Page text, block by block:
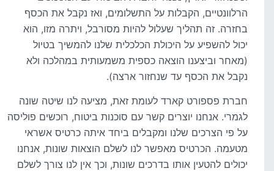
הרלוונטיים, הקבלות על התשלומים, ואז נקבל את הכסף
בחזרה. זה תהליך שעלול להיות מסורבל, ויתרה מזו, הוא
יכול להשפיע על היכולת הכלכלית שלנו להמשיך בטיול
(מאחר וביצענו הוצאה כספית משמעותית במהלכה ולא
נקבל את הכסף עד שנחזור ארצה).
חברת פספורט קארד לעומת זאת, מציעה לנו שיטה שונה
לגמרי. אנחנו יוצרים קשר עם סוכנות ביטוח, רוכשים פוליסה
על פי הצרכים שלנו ומקבלים ביחד איתה כרטיס אשראי
מטעמה. הכרטיס מאפשר לנו לשלם הוצאות שונות, אנחנו
יכולים להטעין אותו בדרכים שונות, וכך אין לנו צורך לשלם